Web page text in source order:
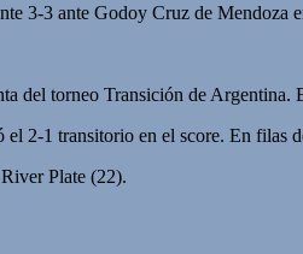
3-3 ante Godoy Cruz de Mendoza
del torneo Transición de
2-1 transitorio en el score. En
Plate (22).